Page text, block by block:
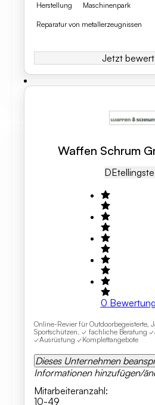
Herstellung Maschinenpark
Reparatur von metallerzeugnissen
Jetzt
Waffen Schrum
DE
0
Online-Revier für Outdoorbegeisterte,
Sportschützen. ✓ fachliche Beratung
✓Ausrüstung ✓Komplettangebote
Dieses Unternehmen
Informationen hinzufügen/
Mitarbeiteranzahl:
10-49